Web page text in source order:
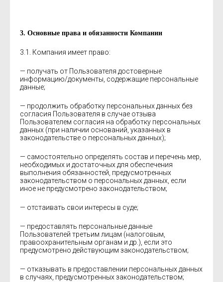
3. Основные права и обязанности Компании
3.1. Компания имеет право:
— получать от Пользователя достоверные
информацию/документы, содержащие персональные
данные;
— продолжить обработку персональных данных без
согласия Пользователя в случае отзыва
Пользователем согласия на обработку персональных
данных (при наличии оснований, указанных в
законодательстве о персональных данных);
— самостоятельно определять состав и перечень мер,
необходимых и достаточных для обеспечения
выполнения обязанностей, предусмотренных
законодательством о персональных данных, если
иное не предусмотрено законодательством;
— отстаивать свои интересы в суде;
— предоставлять персональные данные
Пользователей третьим лицам (налоговым,
правоохранительным органам и др.), если это
предусмотрено действующим законодательством;
— отказывать в предоставлении персональных данных
в случаях, предусмотренных законодательством;